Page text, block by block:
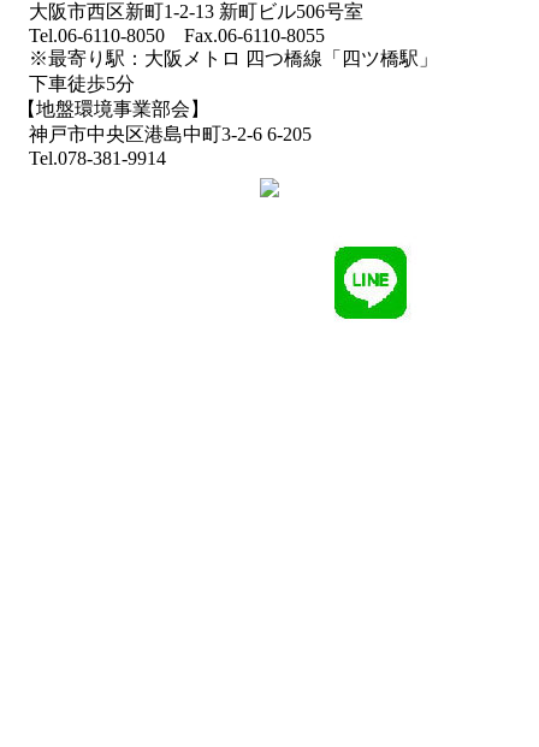
大阪市西区新町1-2-13 新町ビル506号室
Tel.06-6110-8050 Fax.06-6110-8055
※最寄り駅：大阪メトロ 四つ橋線「四ツ橋駅」
下車徒歩5分
【地盤環境事業部会】
神戸市中央区港島中町3-2-6 6-205
Tel.078-381-9914